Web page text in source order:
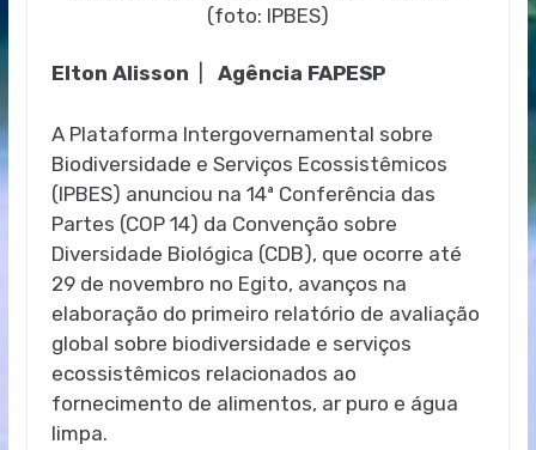
(foto: IPBES)
Elton Alisson Agência FAPESP
A Plataforma Intergovernamental sobre
Biodiversidade e Serviços Ecossistêmicos
(IPBES) anunciou na 14ª Conferência das
Partes (COP 14) da Convenção sobre
Diversidade Biológica (CDB), que ocorre até
29 de novembro no Egito, avanços na
elaboração do primeiro relatório de avaliação
global sobre biodiversidade e serviços
ecossistêmicos relacionados ao
fornecimento de alimentos, ar puro e água
limpa.